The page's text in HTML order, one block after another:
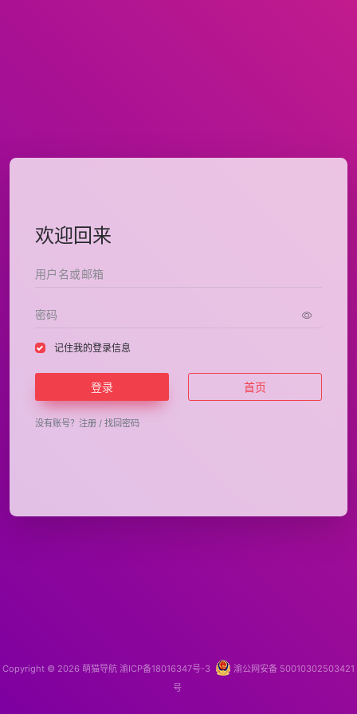
欢迎回来
记住我的登录信息
登录 首页
没有账号？ 注册 / 找回密码
Copyright © 2026 萌猫导航 渝ICP备18016347号-3
渝公网安备 50010302503421
号